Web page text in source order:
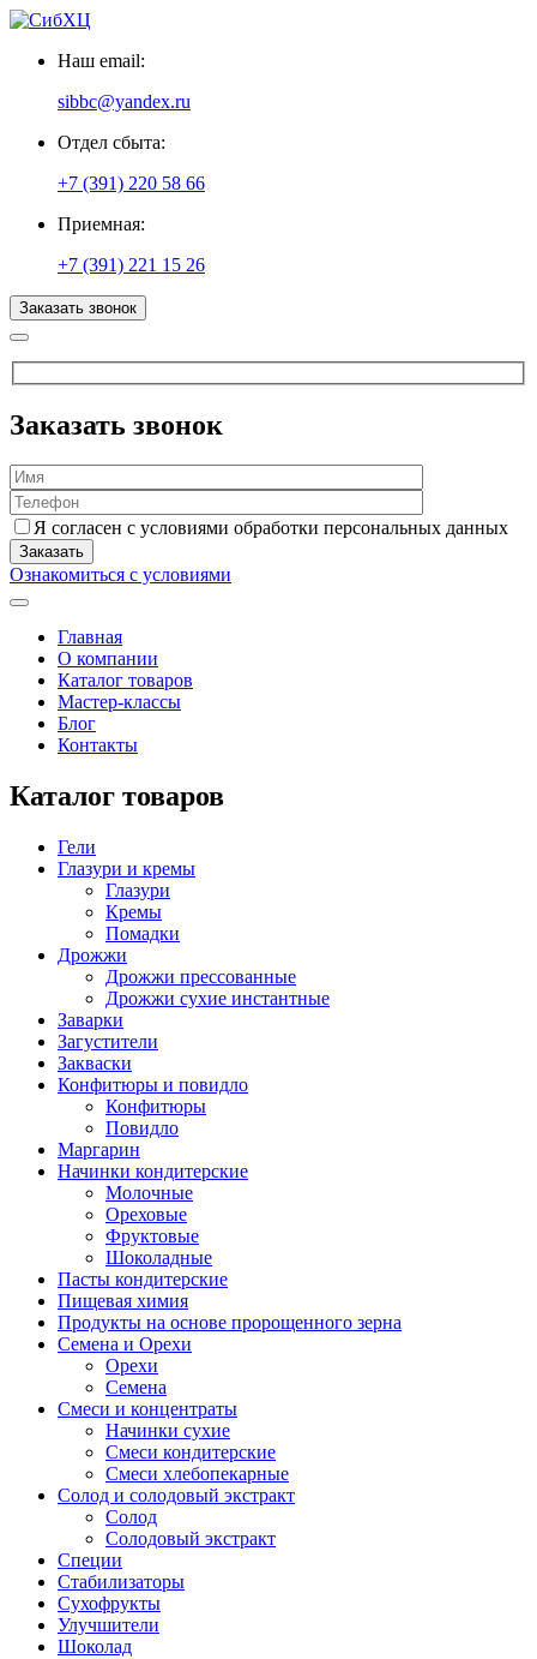
Наш email:
sibbc@yandex.ru
Отдел сбыта:
+7 (391) 220 58 66
Приемная:
+7 (391) 221 15 26
Заказать звонок
Заказать звонок
Я согласен с условиями обработки персональных данных
Ознакомиться с условиями
Главная
О компании
Каталог товаров
Мастер-классы
Блог
Контакты
Каталог товаров
Гели
Глазури и кремы
Глазури
Кремы
Помадки
Дрожжи
Дрожжи прессованные
Дрожжи сухие инстантные
Заварки
Загустители
Закваски
Конфитюры и повидло
Конфитюры
Повидло
Маргарин
Начинки кондитерские
Молочные
Ореховые
Фруктовые
Шоколадные
Пасты кондитерские
Пищевая химия
Продукты на основе пророщенного зерна
Семена и Орехи
Орехи
Семена
Смеси и концентраты
Начинки сухие
Смеси кондитерские
Смеси хлебопекарные
Солод и солодовый экстракт
Солод
Солодовый экстракт
Специи
Стабилизаторы
Сухофрукты
Улучшители
Шоколад